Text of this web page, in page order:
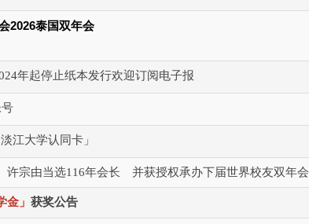
2026泰国双年会
年起停止纸本发行欢迎订阅电子报
江大学认同卡」
宗由当选116年会长 并获授权承办下届世界校友双年会
金」 获奖公告